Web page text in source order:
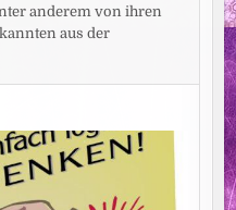
anderem von ihren
aus der